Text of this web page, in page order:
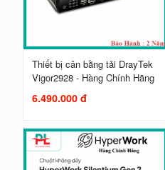
Thiết bị cân bằng tải DrayTek
Vigor2928 - Hàng Chính Hãng
6.490.000 đ